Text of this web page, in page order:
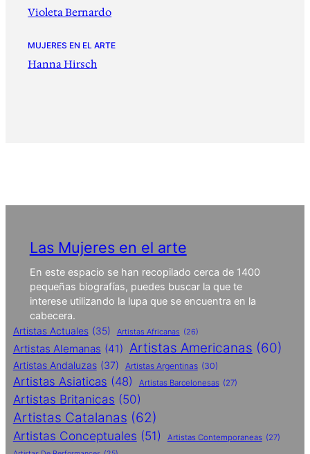
Violeta Bernardo
MUJERES EN EL ARTE
Hanna Hirsch
Las Mujeres en el arte
En este espacio se han recopilado cerca de 1400
pequeñas biografías, puedes buscar la que te
interese utilizando la lupa que se encuentra en la
cabecera.
Artistas Actuales (35) Artistas Africanas (26)
Artistas Alemanas (41) Artistas Americanas (60)
Artistas Andaluzas (37) Artistas Argentinas (30)
Artistas Asiaticas (48) Artistas Barcelonesas (27)
Artistas Britanicas (50)
Artistas Catalanas (62)
Artistas Conceptuales (51) Artistas Contemporaneas (27)